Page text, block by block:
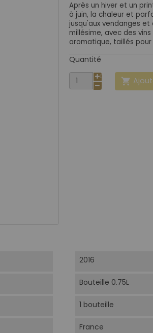
Après un hiver et un
à juin, la chaleur et
jusqu'aux vendanges
millésime, avec des
aromatique, taillés
Quantité

2016
Bouteille 0.75L
1 bouteille
France